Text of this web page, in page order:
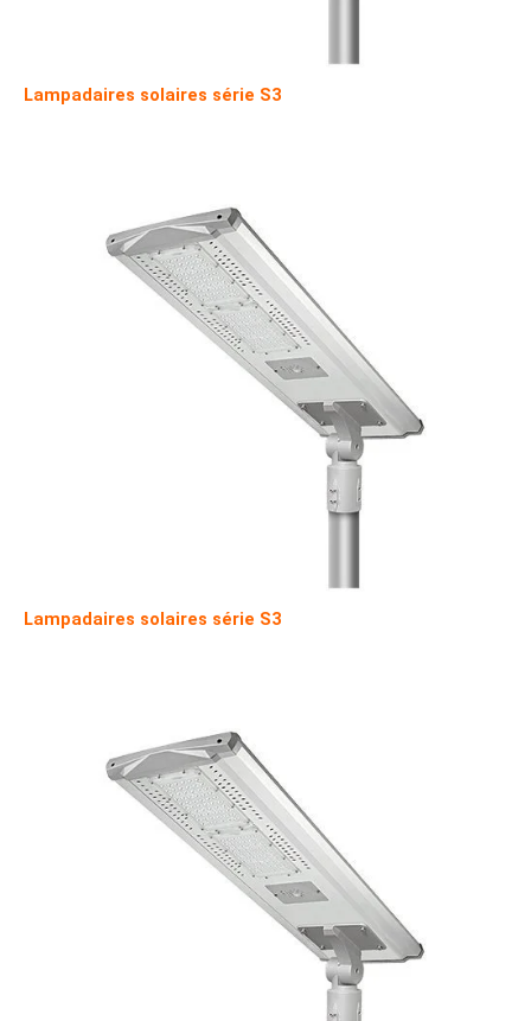
Lampadaires solaires série S3
Lampadaires solaires série S3